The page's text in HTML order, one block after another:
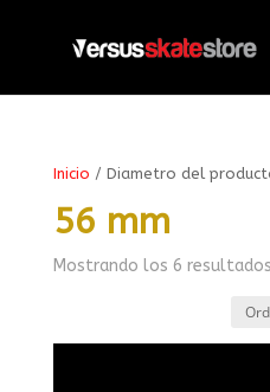
Inicio / Diametro del
56 mm
Mostrando los 6 resultados